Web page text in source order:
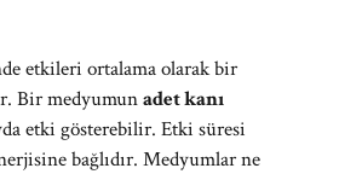
etkileri ortalama olarak bir
Bir medyumunadet kanı
etki gösterebilir. Etki süresi
bağlıdır. Medyumlar ne